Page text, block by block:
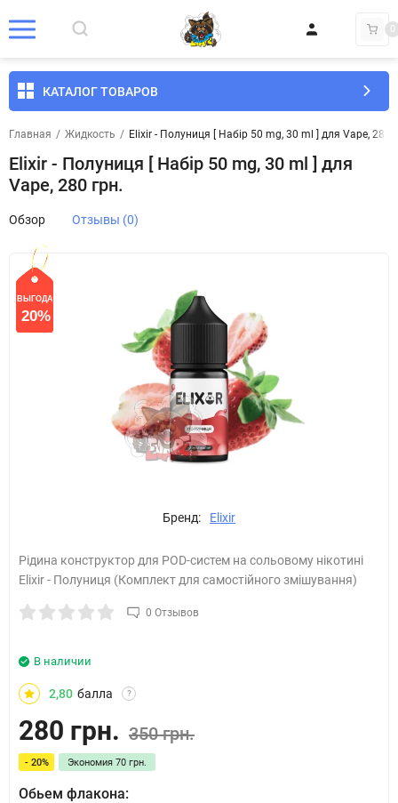
0
КАТАЛОГ ТОВАРОВ
Главная / Жидкость / Elixir - Полуниця [ Набір 50 mg, 30 ml ] для Vape, 280
Elixir - Полуниця [ Набір 50 mg, 30 ml ] для
Vape, 280 грн.
Обзор Отзывы (0)
СКИДКА
20%
ВЫГОДА
20%
Бренд: Elixir
Рідина конструктор для POD-систем на сольовому нікотині
Elixir - Полуниця (Комплект для самостійного змішування)
0 Отзывов
В наличии
2,80 балла ?
280 грн. 350 грн.
- 20% Экономия 70 грн.
Обьем флакона: